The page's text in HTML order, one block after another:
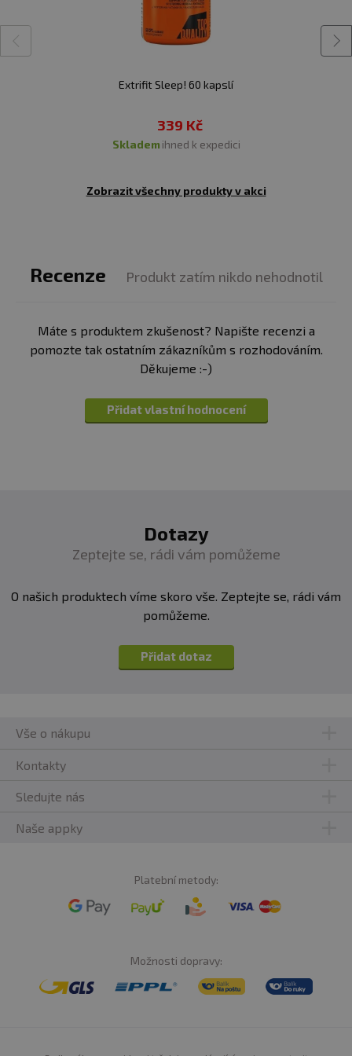
Extrifit Sleep! 60 kapslí
339 Kč
skladem ihned k expedici
Zobrazit všechny produkty v akci
Recenze Produkt zatím nikdo nehodnotil
Máte s produktem zkušenost? Napište recenzi a
pomozte tak ostatním zákazníkům s rozhodováním.
Děkujeme :-)
Přidat vlastní hodnocení
Dotazy
Zeptejte se, rádi vám pomůžeme
O našich produktech víme skoro vše. Zeptejte se, rádi vám
pomůžeme.
Přidat dotaz
Vše o nákupu
Kontakty
Sledujte nás
Naše appky
Platební metody:
Možnosti dopravy: